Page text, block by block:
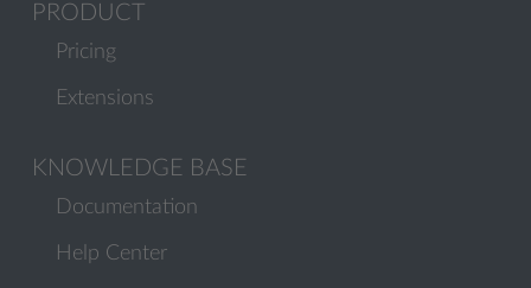
PRODUCT
Pricing
Extensions
KNOWLEDGE BASE
Documentation
Help Center